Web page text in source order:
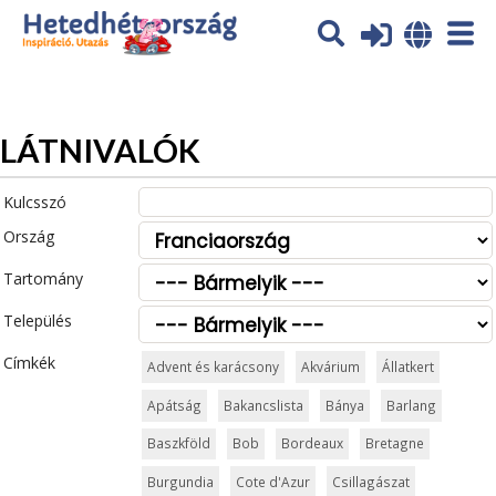
Az oldal sütiket (cookies) használ. További tájékoztatás itt:
Adatvédelmi tájékoztató
LÁTNIVALÓK
Kulcsszó
Ország
Tartomány
Település
Címkék
Advent és karácsony Akvárium Állatkert
Apátság Bakancslista Bánya Barlang
Baszkföld Bob Bordeaux Bretagne
Burgundia Cote d'Azur Csillagászat